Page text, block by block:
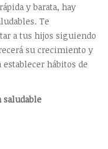
y barata, hay
Te
a tus hijos siguiendo
su crecimiento y
hábitos de
saludable